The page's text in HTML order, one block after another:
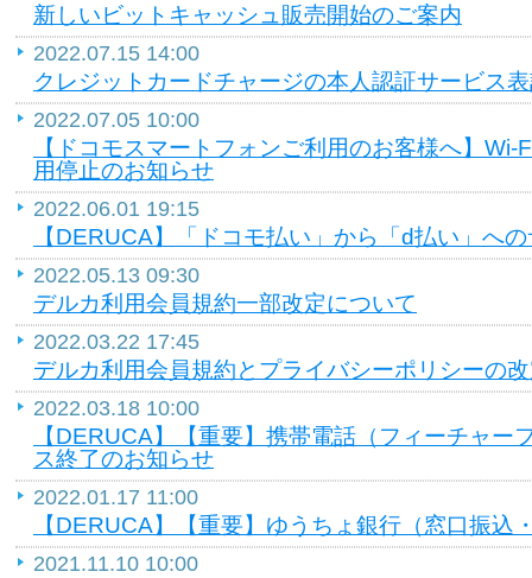
新しいビットキャッシュ販売開始のご案内
2022.07.15 14:00
クレジットカードチャージの本人認証サービス
2022.07.05 10:00
【ドコモスマートフォンご利用のお客様へ】
用停止のお知らせ
2022.06.01 19:15
【DERUCA】「ドコモ払い」から「d払い」へ
2022.05.13 09:30
デルカ利用会員規約一部改定について
2022.03.22 17:45
デルカ利用会員規約とプライバシーポリシーの
2022.03.18 10:00
【DERUCA】【重要】携帯電話（フィーチャー
ス終了のお知らせ
2022.01.17 11:00
【DERUCA】【重要】ゆうちょ銀行（窓口振込
2021.11.10 10:00